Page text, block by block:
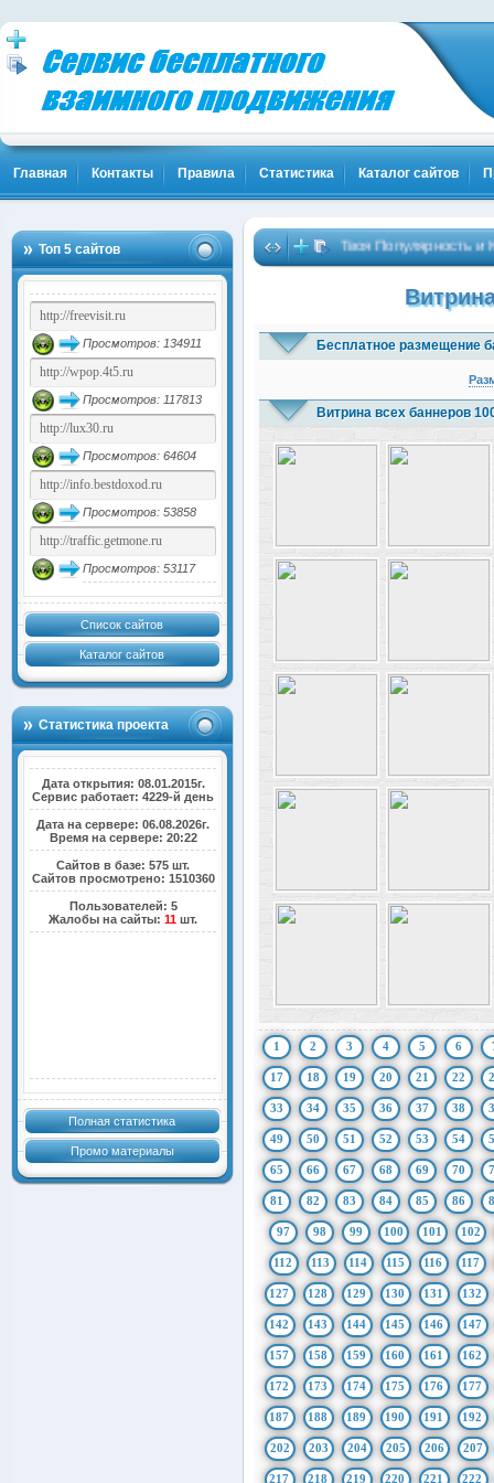
Главная Контакты Правила Статистика Каталог сайтов
Топ 5 сайтов
Просмотров: 134911
Просмотров: 117813
Просмотров: 64604
Просмотров: 53858
Просмотров: 53117
Список сайтов
Каталог сайтов
Статистика проекта
Дата открытия: 08.01.2015г.
Сервис работает: 4229-й день
Дата на сервере: 06.08.2026г.
Время на сервере: 20:22
Сайтов в базе: 575 шт.
Сайтов просмотрено: 1510360
Пользователей: 5
Жалобы на сайты:11 шт.
Полная статистика
Промо материалы
Твоя Популярность и
Бесплатное размещение
Витрина всех баннеров
1 2 3 4 5 6
17 18 19 20 21 22
33 34 35 36 37 38
49 50 51 52 53 54
65 66 67 68 69 70
81 82 83 84 85 86
97 98 99 100 101 102
112 113 114 115 116 117
127 128 129 130 131 132
142 143 144 145 146 147
157 158 159 160 161 162
172 173 174 175 176 177
187 188 189 190 191 192
202 203 204 205 206 207
217 218 219 220 221 222